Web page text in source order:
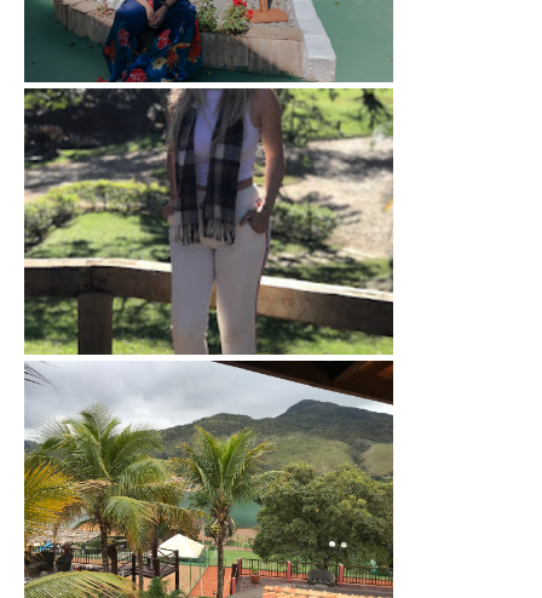
Juiz de Fora: Hotel Green Hill
Petrópolis: Pousada das Araras